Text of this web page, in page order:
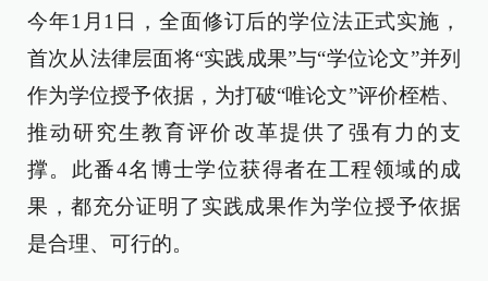
今年1月1日，全面修订后的学位法正式实施，
首次从法律层面将“实践成果”与“学位论文”并列
作为学位授予依据，为打破“唯论文”评价桎梏、
推动研究生教育评价改革提供了强有力的支
撑。此番4名博士学位获得者在工程领域的成
果，都充分证明了实践成果作为学位授予依据
是合理、可行的。